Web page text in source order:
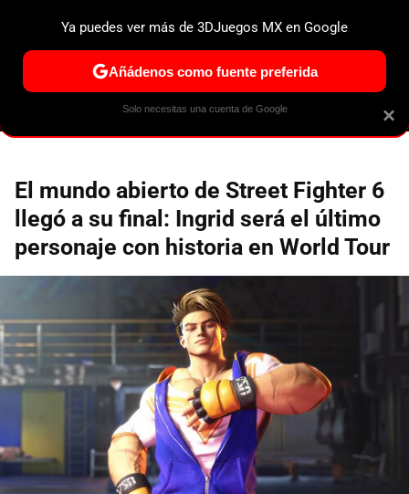
ESPECIALES PS5 NINTENDO SWITCH 2 XBOX
El mundo abierto de Street Fighter 6
llegó a su final: Ingrid será el último
personaje con historia en World Tour
×
Ya puedes ver más de 3DJuegos MX en Google
Añádenos como fuente preferida
Solo necesitas una cuenta de Google